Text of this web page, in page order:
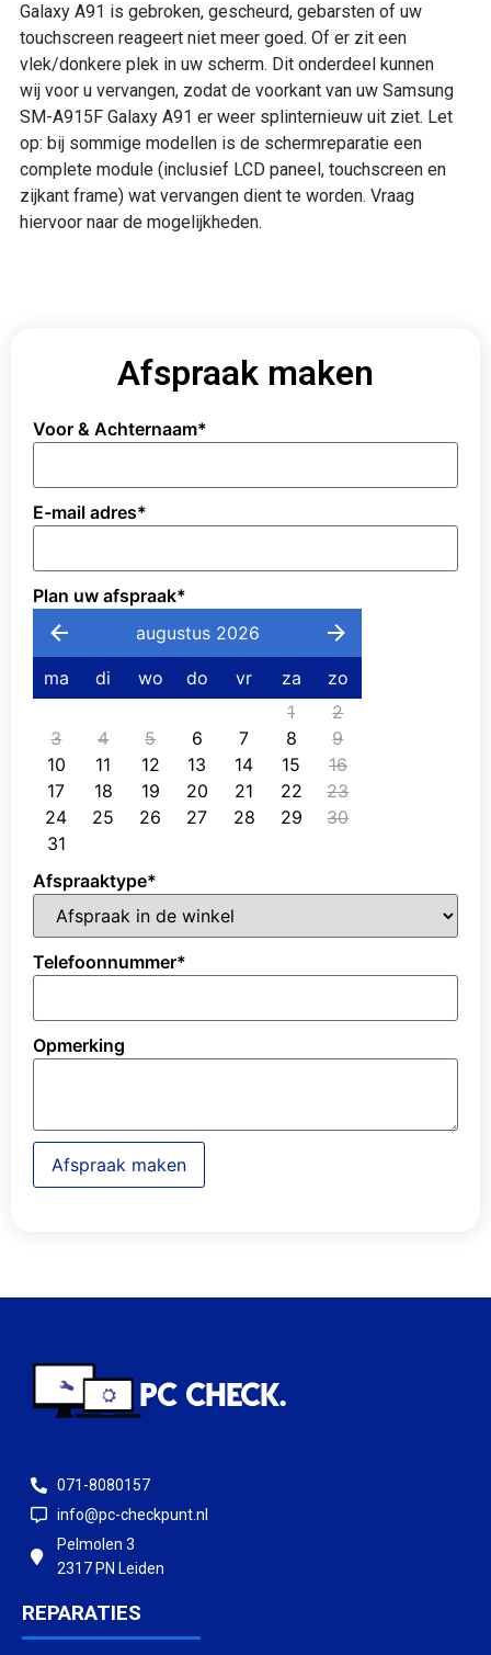
Galaxy A91 is gebroken, gescheurd, gebarsten of uw
touchscreen reageert niet meer goed. Of er zit een
vlek/donkere plek in uw scherm. Dit onderdeel kunnen
wij voor u vervangen, zodat de voorkant van uw Samsung
SM-A915F Galaxy A91 er weer splinternieuw uit ziet. Let
op: bij sommige modellen is de schermreparatie een
complete module (inclusief LCD paneel, touchscreen en
zijkant frame) wat vervangen dient te worden. Vraag
hiervoor naar de mogelijkheden.
Afspraak maken
Voor & Achternaam*
E-mail adres*
Plan uw afspraak*
augustus 2026
ma di wo do vr za
zo
1
2
3
4 5 6 7 8
9
10
11 12 13 14 15
16
17
18 19 20 21 22
23
24
25 26 27 28 29
30
31
Afspraaktype*
Telefoonnummer*
Opmerking
Afspraak maken
071-8080157
info@pc-checkpunt.nl
Pelmolen 3
2317 PN Leiden
REPARATIES